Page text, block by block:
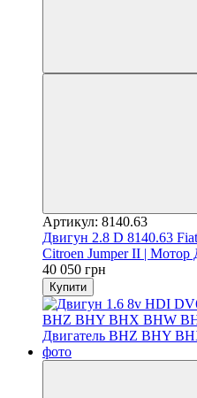
Артикул: 8140.63
Двигун 2.8 D 8140.63
Citroen Jumper II |
40 050 грн
Купити